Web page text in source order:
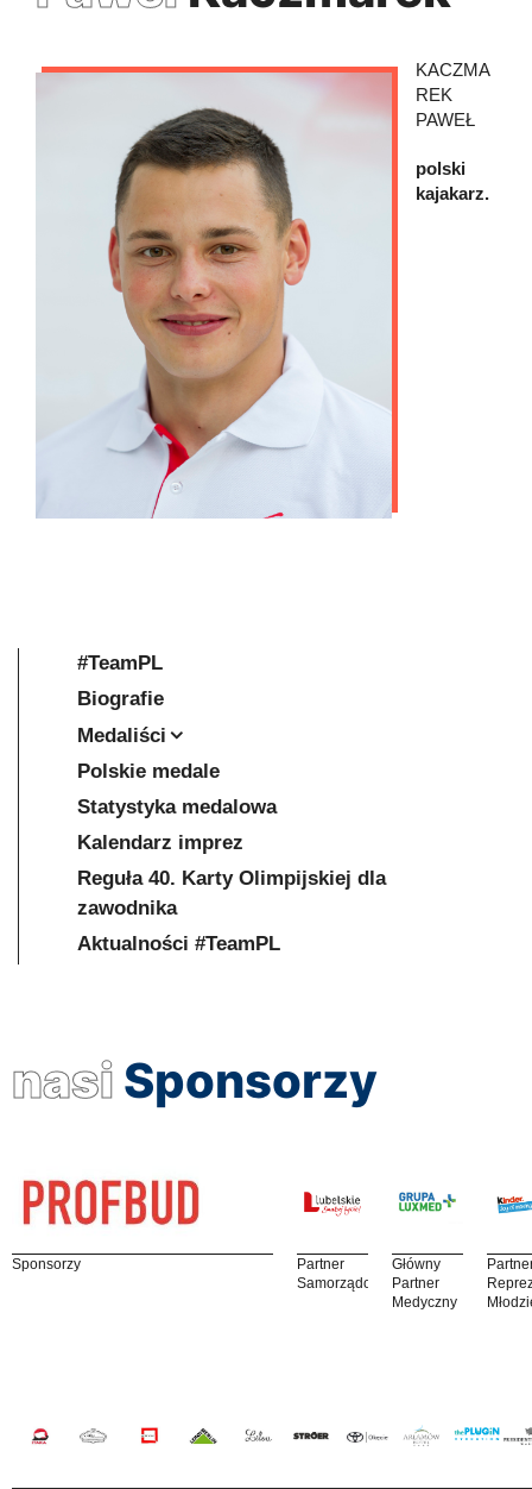
KACZMA
REK
PAWEŁ
polski
kajakarz.
#TeamPL
Biografie
Medaliści
Polskie medale
Statystyka medalowa
Kalendarz imprez
Reguła 40. Karty Olimpijskiej dla
zawodnika
Aktualności #TeamPL
nasi Sponsorzy
Sponsorzy
Partner
Samorządowy
Główny
Partner
Medyczny